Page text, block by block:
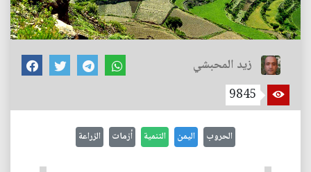
زيد المحبشي
9845
الحروب اليمن التنمية أزمات الزراعة